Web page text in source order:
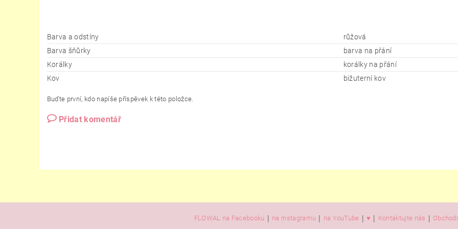
Barva a odstíny
růžová
Barva šňůrky
barva na přání
Korálky
korálky na přání
Kov
bižuterní kov
Buďte první, kdo napíše příspěvek k této položce.
Přidat komentář
FLOWAL na Facebooku na Instagramu na YouTube ♥️ Kontaktujte nás